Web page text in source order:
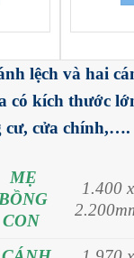
lệch và hai
có kích thước
cư, cửa chính,….
MẸ
BỒNG
CON
1.400 x